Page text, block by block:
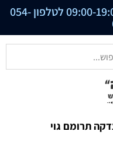
054-
תרומם גוי